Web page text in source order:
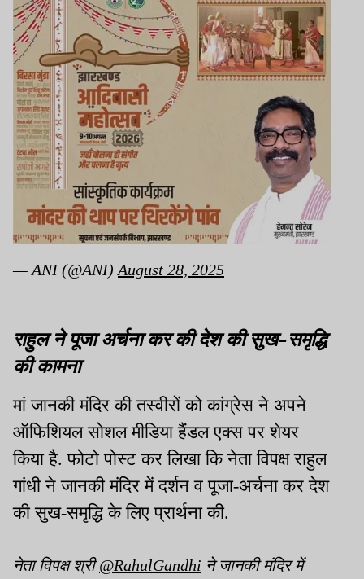
— ANI (@ANI) August 28, 2025
राहुल ने पूजा अर्चना कर की देश की सुख-समृद्धि
की कामना
मां जानकी मंदिर की तस्वीरों को कांग्रेस ने अपने
ऑफिशियल सोशल मीडिया हैंडल एक्स पर शेयर
किया है. फोटो पोस्ट कर लिखा कि नेता विपक्ष राहुल
गांधी ने जानकी मंदिर में दर्शन व पूजा-अर्चना कर देश
की सुख-समृद्धि के लिए प्रार्थना की.
नेता विपक्ष श्री@RahulGandhi ने जानकी मंदिर में